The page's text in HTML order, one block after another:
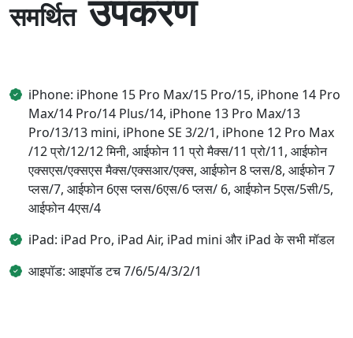
समर्थितउपकरण
iPhone: iPhone 15 Pro Max/15 Pro/15, iPhone 14 Pro
Max/14 Pro/14 Plus/14, iPhone 13 Pro Max/13
Pro/13/13 mini, iPhone SE 3/2/1, iPhone 12 Pro Max
/12 प्रो/12/12 मिनी, आईफोन 11 प्रो मैक्स/11 प्रो/11, आईफोन
एक्सएस/एक्सएस मैक्स/एक्सआर/एक्स, आईफोन 8 प्लस/8, आईफोन 7
प्लस/7, आईफोन 6एस प्लस/6एस/6 प्लस/ 6, आईफोन 5एस/5सी/5,
आईफोन 4एस/4
iPad: iPad Pro, iPad Air, iPad mini और iPad के सभी मॉडल
आइपॉड: आइपॉड टच 7/6/5/4/3/2/1